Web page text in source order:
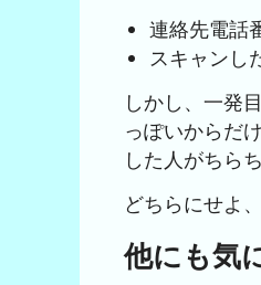
連絡先電話
スキャンし
しかし、一発
っぽいからだ
した人がちら
どちらにせよ
他にも気